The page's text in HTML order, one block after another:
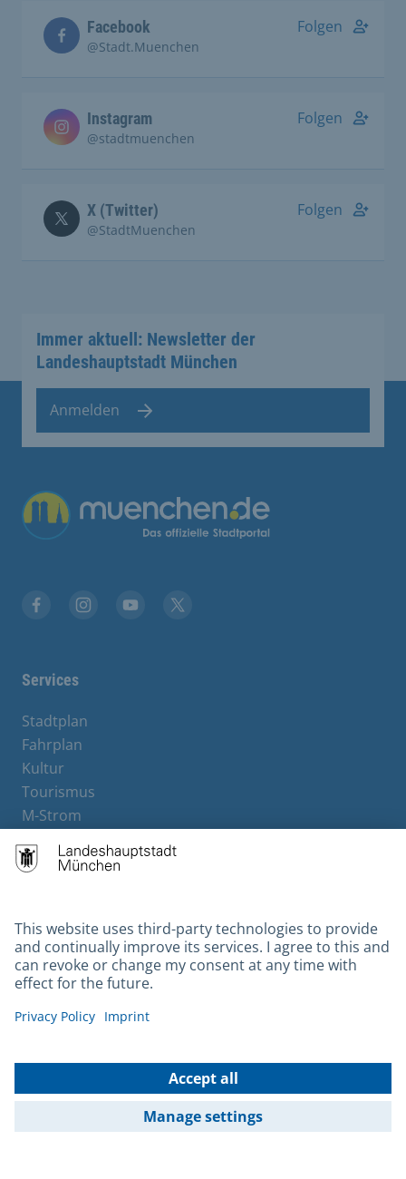
Facebook
@Stadt.Muenchen
Folgen
Instagram
@stadtmuenchen
Folgen
X (Twitter)
@StadtMuenchen
Folgen
Immer aktuell: Newsletter der
Landeshauptstadt München
Anmelden
Übergreifende Links
Services
Stadtplan
Fahrplan
Kultur
Tourismus
M-Strom
Hotels
Contact
Barrierefreiheit
Leichte Sprache
Gebärdensprache
Kontakt